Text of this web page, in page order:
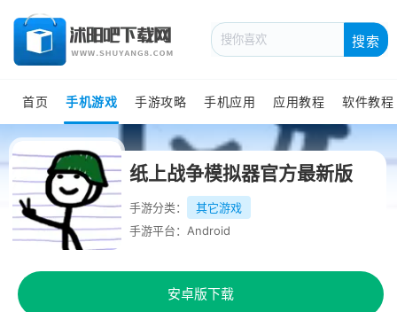
搜索
首页 手机游戏 手游攻略 手机应用 应用教程 软件教程
纸上战争模拟器官方最新版
手游分类：
其它游戏
手游平台：Android
安卓版下载